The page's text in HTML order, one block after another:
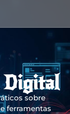
Digital
sobre
ferramentas